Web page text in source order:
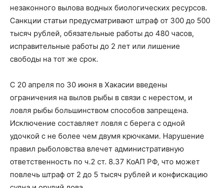
незаконного вылова водных биологических ресурсов.
Санкции статьи предусматривают штраф от 300 до 500
тысяч рублей, обязательные работы до 480 часов,
исправительные работы до 2 лет или лишение
свободы на тот же срок.
С 20 апреля по 30 июня в Хакасии введены
ограничения на вылов рыбы в связи с нерестом, и
ловля рыбы большинством способов запрещена.
Исключение составляет ловля с берега с одной
удочкой с не более чем двумя крючками. Нарушение
правил рыболовства влечет административную
ответственность по ч.2 ст. 8.37 КоАП РФ, что может
повлечь штраф от 2 до 5 тысяч рублей и конфискацию